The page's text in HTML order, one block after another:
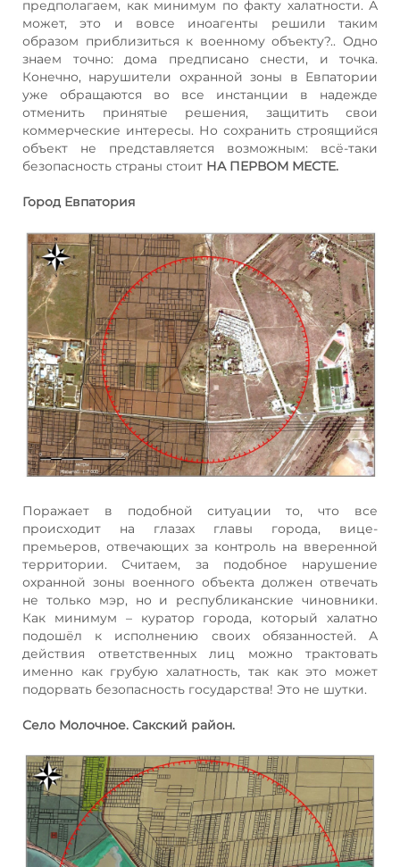
предполагаем, как минимум по факту халатности. А
может, это и вовсе иноагенты решили таким
образом приблизиться к военному объекту?.. Одно
знаем точно: дома предписано снести, и точка.
Конечно, нарушители охранной зоны в Евпатории
уже обращаются во все инстанции в надежде
отменить принятые решения, защитить свои
коммерческие интересы. Но сохранить строящийся
объект не представляется возможным: всё-таки
безопасность страны стоит НА ПЕРВОМ МЕСТЕ.
Город Евпатория
Поражает в подобной ситуации то, что все
происходит на глазах главы города, вице-
премьеров, отвечающих за контроль на вверенной
территории. Считаем, за подобное нарушение
охранной зоны военного объекта должен отвечать
не только мэр, но и республиканские чиновники.
Как минимум – куратор города, который халатно
подошёл к исполнению своих обязанностей. А
действия ответственных лиц можно трактовать
именно как грубую халатность, так как это может
подорвать безопасность государства! Это не шутки.
Село Молочное. Сакский район.